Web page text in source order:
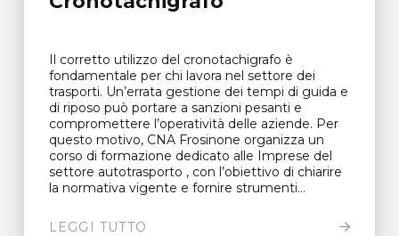
Il corretto utilizzo del cronotachigrafo è
fondamentale per chi lavora nel settore dei
trasporti. Un’errata gestione dei tempi di guida e
di riposo può portare a sanzioni pesanti e
compromettere l’operatività delle aziende. Per
questo motivo, CNA Frosinone organizza un
corso di formazione dedicato alle Imprese del
settore autotrasporto , con l’obiettivo di chiarire
la normativa vigente e fornire strumenti...
LEGGI TUTTO